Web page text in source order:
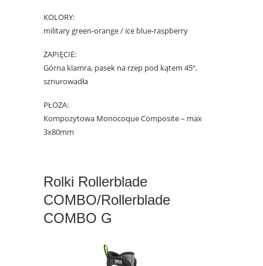
KOLORY:
military green-orange / ice blue-raspberry
ZAPIĘCIE:
Górna klamra, pasek na rzep pod kątem 45º,
sznurowadła
PŁOZA:
Kompozytowa Monocoque Composite – max
3x80mm
Rolki Rollerblade
COMBO/Rollerblade
COMBO G